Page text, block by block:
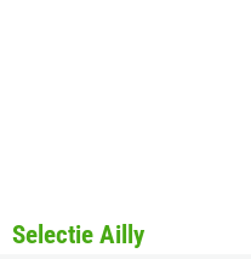
Selectie Ailly